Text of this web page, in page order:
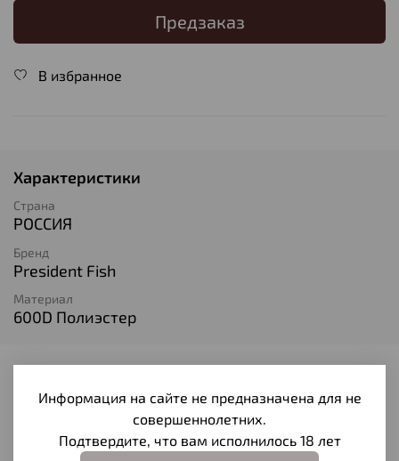
Предзаказ
В избранное
Характеристики
Страна
РОССИЯ
Бренд
President Fish
Материал
600D Полиэстер
Отзывов еще никто не оставлял
Написать отзыв
Информация на сайте не предназначена для не
совершеннолетних.
Подтвердите, что вам исполнилось 18 лет